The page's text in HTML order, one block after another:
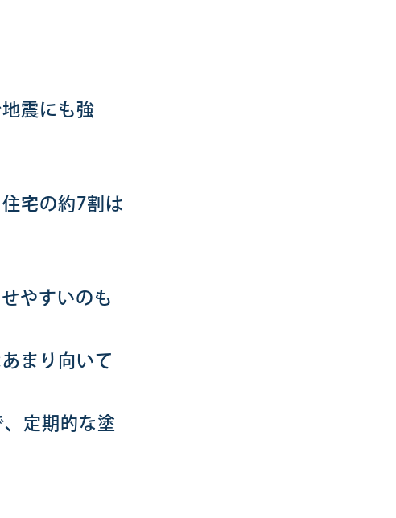
震にも強
宅の約7割は
やすいのも
まり向いて
定期的な塗